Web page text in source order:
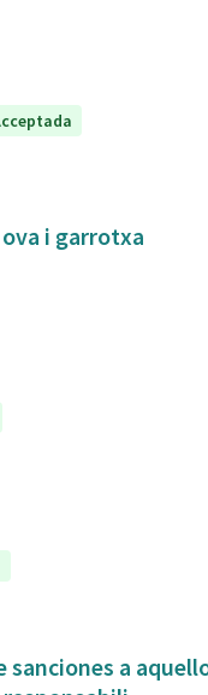
i garrotxa
sanciones a